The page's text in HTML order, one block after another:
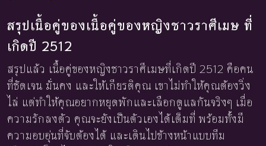
สรุปเนื้อคู่ของเนื้อคู่ของหญิงชาวราศีเมษ ที่
เกิดปี 2512
สรุปแล้ว เนื้อคู่ของหญิงชาวราศีเมษที่เกิดปี 2512 คือคน
ที่ชัดเจน มั่นคง และให้เกียรติคุณ เขาไม่ทำให้คุณต้องวิ่ง
ไล่ แต่ทำให้คุณอยากหยุดพักและเลือกดูแลกันจริงๆ เมื่อ
ความรักลงตัว คุณจะยังเป็นตัวเองได้เต็มที่ พร้อมทั้งมี
ความอบอุ่นที่จับต้องได้ และเดินไปข้างหน้าแบบทีม